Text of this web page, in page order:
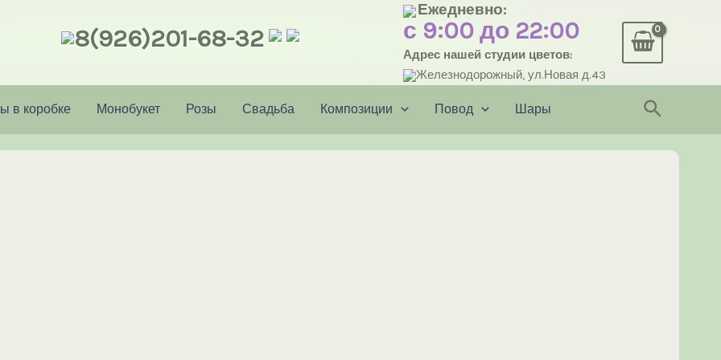
8(926)201-68-32
Ежедневно:
с 9:00 до 22:00
Адрес нашей студии цветов:
Железнодорожный, ул.Новая д.43
в коробке Монобукет Розы Свадьба Композиции Повод Шары Поиск